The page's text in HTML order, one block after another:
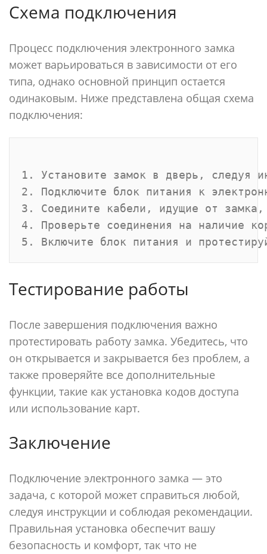
Схема подключения
Процесс подключения электронного замка
может варьироваться в зависимости от его
типа, однако основной принцип остается
одинаковым. Ниже представлена общая схема
подключения:
1. Установите замок в дверь, следуя
2. Подключите блок питания к
3. Соедините кабели, идущие от
4. Проверьте соединения на наличие
Тестирование работы
После завершения подключения важно
протестировать работу замка. Убедитесь, что
он открывается и закрывается без проблем, а
также проверяйте все дополнительные
функции, такие как установка кодов доступа
или использование карт.
Заключение
Подключение электронного замка — это
задача, с которой может справиться любой,
следуя инструкции и соблюдая рекомендации.
Правильная установка обеспечит вашу
безопасность и комфорт, так что не